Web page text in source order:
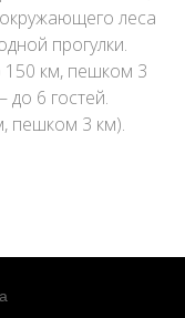
леса
прогулки.
150 км, пешком 3
до 6 гостей.
пешком 3 км).